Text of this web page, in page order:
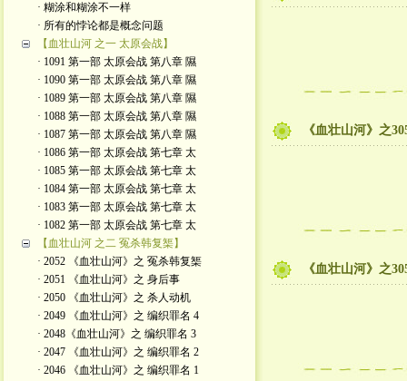
· 糊涂和糊涂不一样
· 所有的悖论都是概念问题
【血壮山河 之一 太原会战】
· 1091 第一部 太原会战 第八章 隰
· 1090 第一部 太原会战 第八章 隰
· 1089 第一部 太原会战 第八章 隰
· 1088 第一部 太原会战 第八章 隰
· 1087 第一部 太原会战 第八章 隰
· 1086 第一部 太原会战 第七章 太
· 1085 第一部 太原会战 第七章 太
· 1084 第一部 太原会战 第七章 太
· 1083 第一部 太原会战 第七章 太
· 1082 第一部 太原会战 第七章 太
【血壮山河 之二 冤杀韩复榘】
· 2052 《血壮山河》之 冤杀韩复榘
· 2051 《血壮山河》之 身后事
· 2050 《血壮山河》之 杀人动机
· 2049 《血壮山河》之 编织罪名 4
· 2048《血壮山河》之 编织罪名 3
· 2047 《血壮山河》之 编织罪名 2
· 2046 《血壮山河》之 编织罪名 1
《血壮山河》之
《血壮山河》之